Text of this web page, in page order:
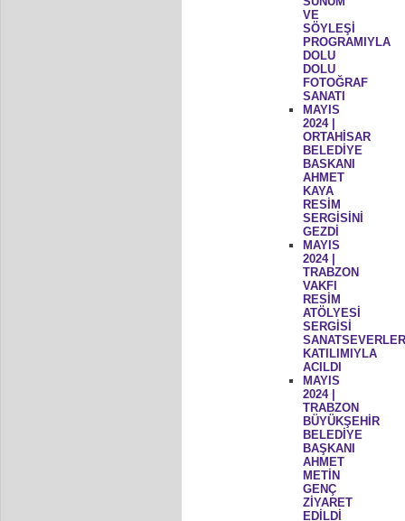
VE
SÖYLEŞİ
PROGRAMIYLA
DOLU
DOLU
FOTOĞRAF
SANATI
MAYIS
2024 |
ORTAHİSAR
BELEDİYE
BASKANI
AHMET
KAYA
RESİM
SERGİSİNİ
GEZDİ
MAYIS
2024 |
TRABZON
VAKFI
RESİM
ATÖLYESİ
SERGİSİ
KATILIMIYLA
ACILDI
MAYIS
2024 |
TRABZON
BÜYÜKŞEHİR
BELEDİYE
BAŞKANI
AHMET
METİN
GENÇ
ZİYARET
EDİLDİ